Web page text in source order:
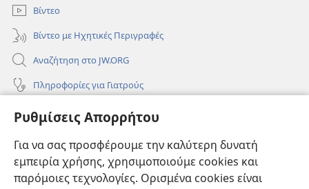
Ρυθμίσεις Απορρήτου
Για να σας προσφέρουμε την καλύτερη δυνατή
εμπειρία χρήσης, χρησιμοποιούμε cookies και
παρόμοιες τεχνολογίες. Ορισμένα cookies είναι
Βίντεο
Βίντεο με Ηχητικές Περιγραφές
Αναζήτηση στο JW.ORG
Πληροφορίες για Γιατρούς
Πληροφορίες για Επίσημους Φορείς και ΜΜΕ
Συνεισφορές
(ανοίγει